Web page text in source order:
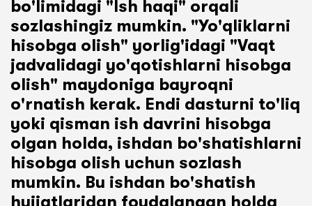
bo'limidagi "Ish haqi" orqali
sozlashingiz mumkin. "Yo'qliklarni
hisobga olish" yorlig'idagi "Vaqt
jadvalidagi yo'qotishlarni hisobga
olish" maydoniga bayroqni
o'rnatish kerak. Endi dasturni to'liq
yoki qisman ish davrini hisobga
olgan holda, ishdan bo'shatishlarni
hisobga olish uchun sozlash
mumkin. Bu ishdan bo'shatish
hujjatlaridan foydalangan holda